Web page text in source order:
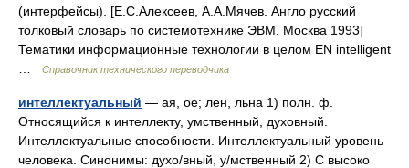
(интерфейсы). [Е.С.Алексеев, А.А.Мячев. Англо русский
толковый словарь по системотехнике ЭВМ. Москва 1993]
Тематики информационные технологии в целом EN intelligent
Справочник технического переводчика
интеллектуальный — ая, ое; лен, льна 1) полн. ф.
Относящийся к интеллекту, умственный, духовный.
Интеллектуальные способности. Интеллектуальный уровень
человека. Синонимы: духо/вный, у/мственный 2) С высоко